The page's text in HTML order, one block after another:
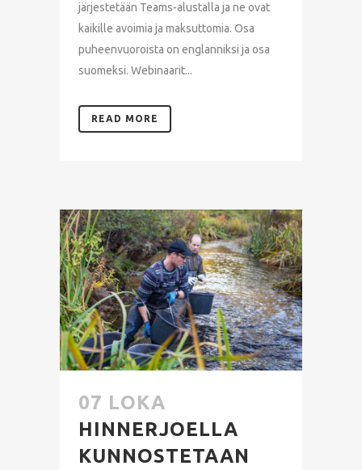
järjestetään Teams-alustalla ja ne ovat
kaikille avoimia ja maksuttomia. Osa
puheenvuoroista on englanniksi ja osa
suomeksi. Webinaarit...
READ MORE
07 LOKA
HINNERJOELLA
KUNNOSTETAAN